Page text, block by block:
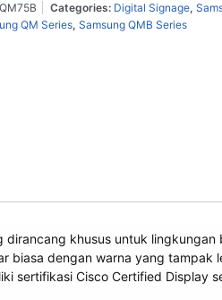
QM75B Categories: Digital Signage,
QM Series, Samsung QMB Series
khusus untuk lingkungan
biasa dengan warna yang tampak
sertifikasi Cisco Certified Display